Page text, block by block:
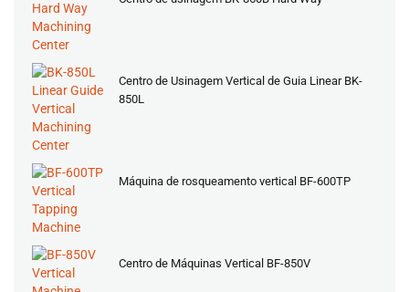
Centro de Usinagem Vertical de Guia Linear BK-
850L
Máquina de rosqueamento vertical BF-600TP
Centro de Máquinas Vertical BF-850V